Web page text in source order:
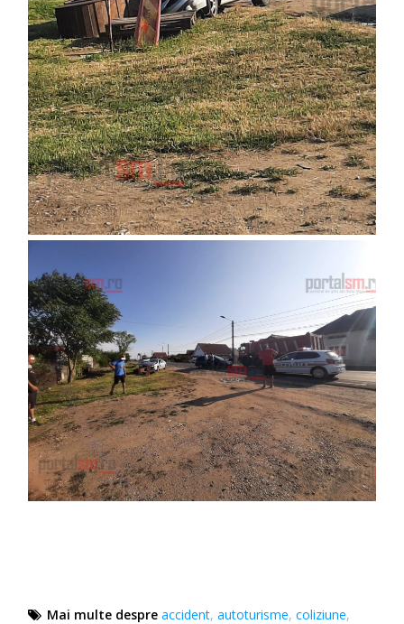
Mai multe despre accident,autoturisme,coliziune,